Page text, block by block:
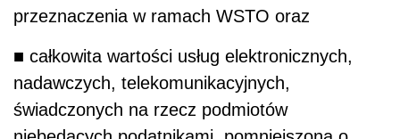
przeznaczenia w ramach WSTO oraz
■ całkowita wartości usług elektronicznych,
nadawczych, telekomunikacyjnych,
świadczonych na rzecz podmiotów